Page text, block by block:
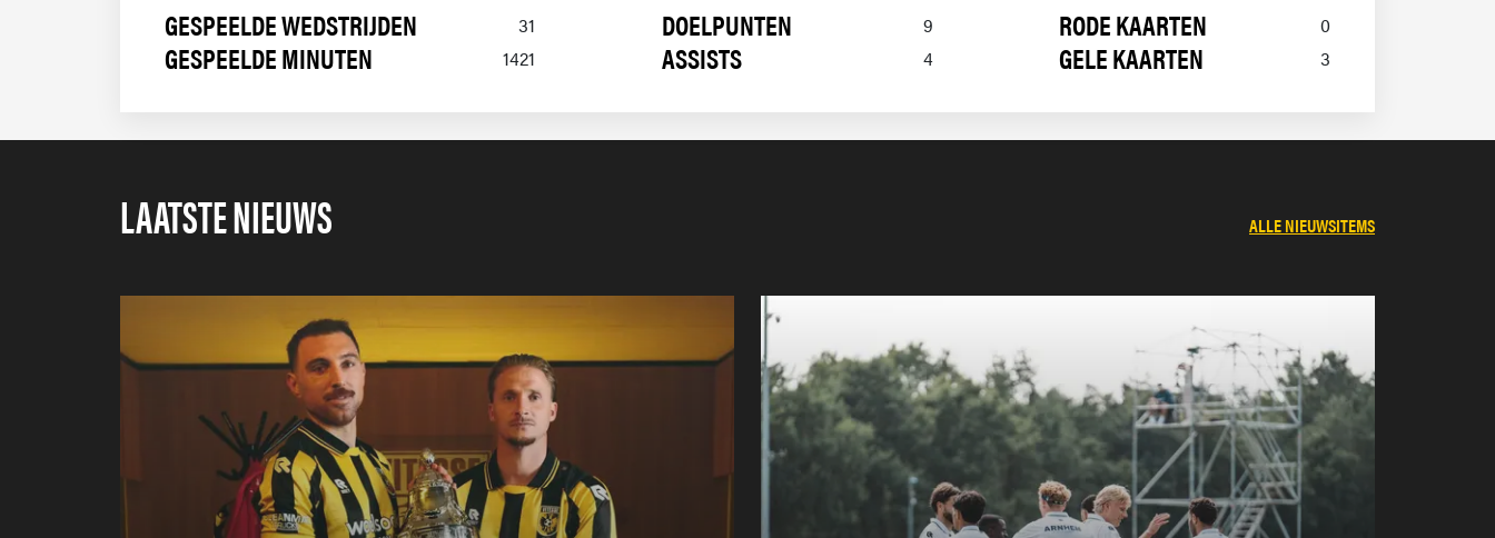
2021/2022 NAC BREDA
2020/2021 FEYENOORD
FEYENOORD
GESPEELDE WEDSTRIJDEN 31
GESPEELDE MINUTEN 1421
DOELPUNTEN 9
ASSISTS 4
RODE KAARTEN 0
GELE KAARTEN 3
LAATSTE NIEUWS ALLE NIEUWSITEMS